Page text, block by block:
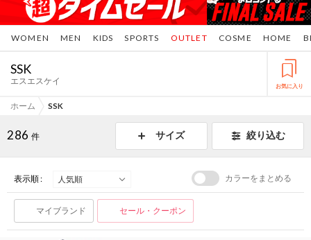
WOMEN MEN KIDS SPORTS COSME HOME
OUTLET
SSK
エスエスケイ お気に入り
ホーム SSK
286 件 サイズ 絞り込む
表示順 : カラーをまとめる
マイブランド セール・クーポン